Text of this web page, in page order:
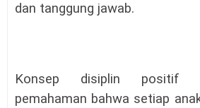
dan tanggung jawab.
Konsep disiplin positif
pemahaman bahwa setiap